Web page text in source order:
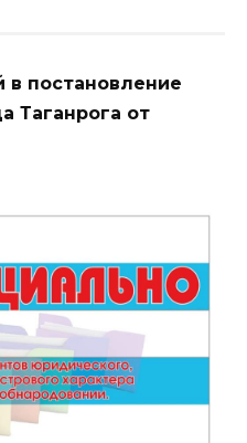
в постановление
Таганрога от